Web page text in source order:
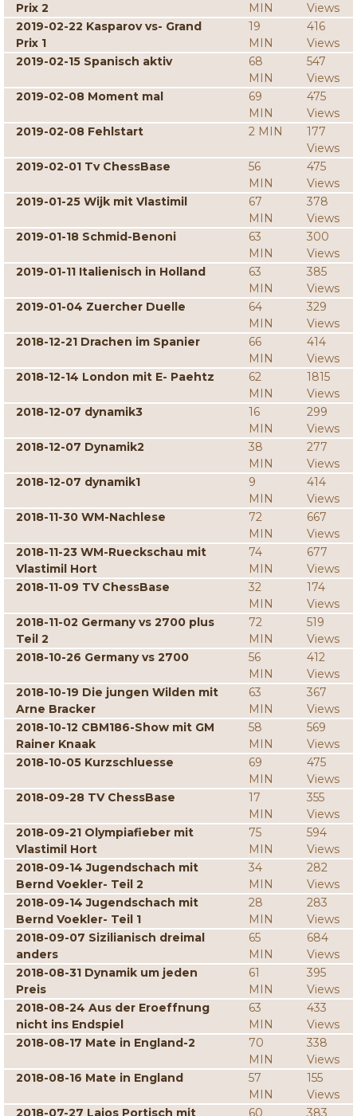
Prix 2
MIN
Views
2019-02-22 Kasparov vs- Grand
Prix 1
19
MIN
416
Views
2019-02-15 Spanisch aktiv
68
MIN
547
Views
2019-02-08 Moment mal
69
MIN
475
Views
2019-02-08 Fehlstart
2 MIN
177
Views
2019-02-01 Tv ChessBase
56
MIN
475
Views
2019-01-25 Wijk mit Vlastimil
67
MIN
378
Views
2019-01-18 Schmid-Benoni
63
MIN
300
Views
2019-01-11 Italienisch in Holland
63
MIN
385
Views
2019-01-04 Zuercher Duelle
64
MIN
329
Views
2018-12-21 Drachen im Spanier
66
MIN
414
Views
2018-12-14 London mit E- Paehtz
62
MIN
1815
Views
2018-12-07 dynamik3
16
MIN
299
Views
2018-12-07 Dynamik2
38
MIN
277
Views
2018-12-07 dynamik1
9
MIN
414
Views
2018-11-30 WM-Nachlese
72
MIN
667
Views
2018-11-23 WM-Rueckschau mit
Vlastimil Hort
74
MIN
677
Views
2018-11-09 TV ChessBase
32
MIN
174
Views
2018-11-02 Germany vs 2700 plus
Teil 2
72
MIN
519
Views
2018-10-26 Germany vs 2700
56
MIN
412
Views
2018-10-19 Die jungen Wilden mit
Arne Bracker
63
MIN
367
Views
2018-10-12 CBM186-Show mit GM
Rainer Knaak
58
MIN
569
Views
2018-10-05 Kurzschluesse
69
MIN
475
Views
2018-09-28 TV ChessBase
17
MIN
355
Views
2018-09-21 Olympiafieber mit
Vlastimil Hort
75
MIN
594
Views
2018-09-14 Jugendschach mit
Bernd Voekler- Teil 2
34
MIN
282
Views
2018-09-14 Jugendschach mit
Bernd Voekler- Teil 1
28
MIN
283
Views
2018-09-07 Sizilianisch dreimal
anders
65
MIN
684
Views
2018-08-31 Dynamik um jeden
Preis
61
MIN
395
Views
2018-08-24 Aus der Eroeffnung
nicht ins Endspiel
63
MIN
433
Views
2018-08-17 Mate in England-2
70
MIN
338
Views
2018-08-16 Mate in England
57
MIN
155
Views
2018-07-27 Lajos Portisch mit
60
383